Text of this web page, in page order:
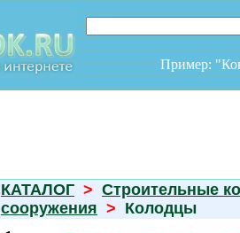
Пример:
КАТАЛОГ > Строительные
сооружения > Колодцы